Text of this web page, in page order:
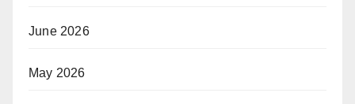
June 2026
May 2026